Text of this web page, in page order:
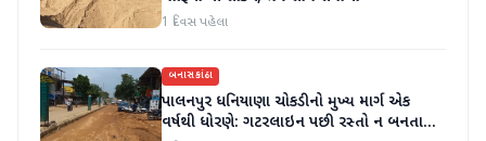
1 દિવસ પહેલા
બનાસકાંઠા
પાલનપુર ધનિયાણા ચોકડીનો મુખ્ય માર્ગ એક
વર્ષથી ધોરણે: ગટરલાઇન પછી રસ્તો ન બનતા